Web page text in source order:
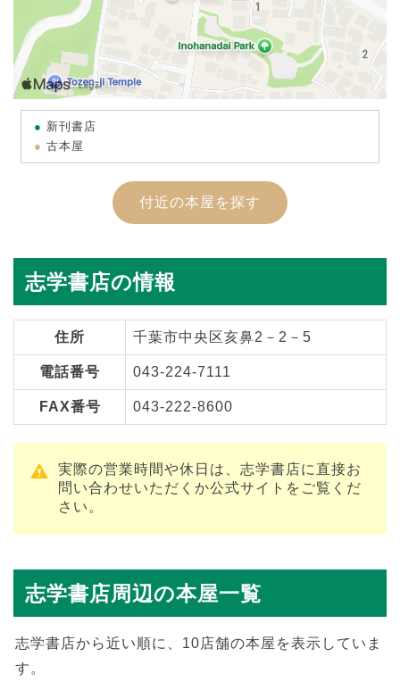
新刊書店
古本屋
付近の本屋を探す
志学書店の情報
住所 千葉市中央区亥鼻2－2－5
電話番号 043-224-7111
FAX番号 043-222-8600
実際の営業時間や休日は、志学書店に直接お
問い合わせいただくか公式サイトをご覧くだ
さい。
志学書店周辺の本屋一覧
志学書店から近い順に、10店舗の本屋を表示していま
す。